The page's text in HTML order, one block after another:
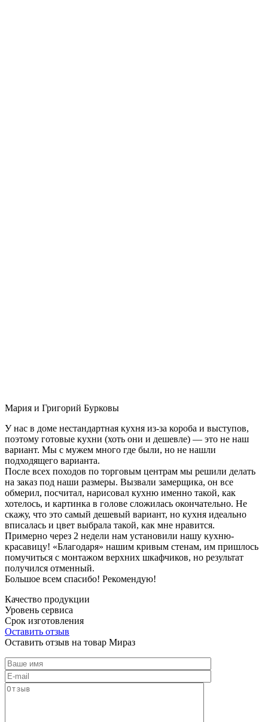
Мария и Григорий Бурковы
У нас в доме нестандартная кухня из-за короба и выступов,
поэтому готовые кухни (хоть они и дешевле) — это не наш
вариант. Мы с мужем много где были, но не нашли
подходящего варианта.
После всех походов по торговым центрам мы решили делать
на заказ под наши размеры. Вызвали замерщика, он все
обмерил, посчитал, нарисовал кухню именно такой, как
хотелось, и картинка в голове сложилась окончательно. Не
скажу, что это самый дешевый вариант, но кухня идеально
вписалась и цвет выбрала такой, как мне нравится.
Примерно через 2 недели нам установили нашу кухню-
красавицу! «Благодаря» нашим кривым стенам, им пришлось
помучиться с монтажом верхних шкафчиков, но результат
получился отменный.
Большое всем спасибо! Рекомендую!
Качество продукции
Уровень сервиса
Срок изготовления
Оставить отзыв
Оставить отзыв на товар Мираз